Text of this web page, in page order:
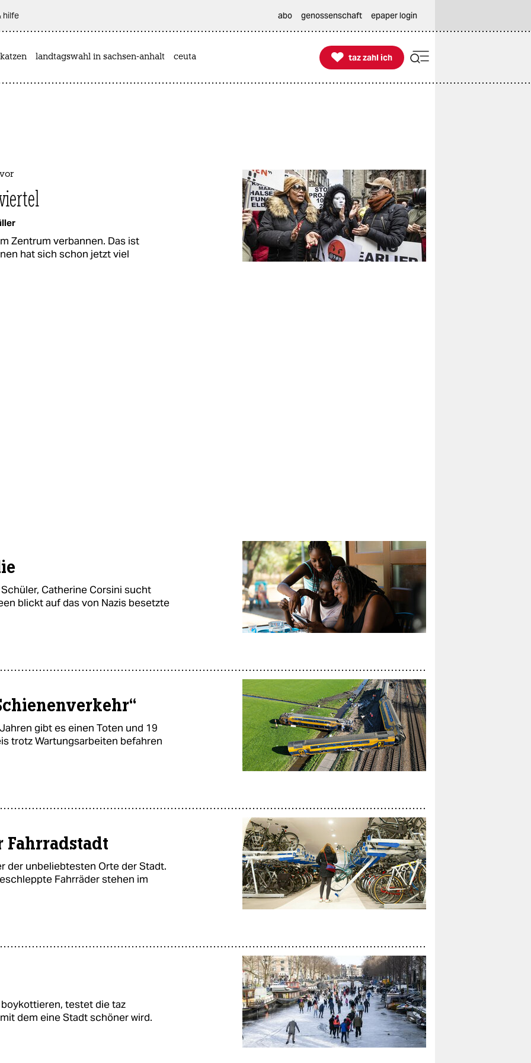
hilfe abo genossenschaft epaper login
katzen landtagswahl in sachsen-anhalt ceuta 
taz zahl ich
taz zahl ich
Zentrum verbannen. Das ist
hat sich schon jetzt viel
Catherine Corsini sucht
blickt auf das von Nazis besetzte
gibt es einen Toten und 19
trotz Wartungsarbeiten befahren
Fahrradstadt
der unbeliebtesten Orte der Stadt.
Fahrräder stehen im
testet die taz
dem eine Stadt schöner wird.